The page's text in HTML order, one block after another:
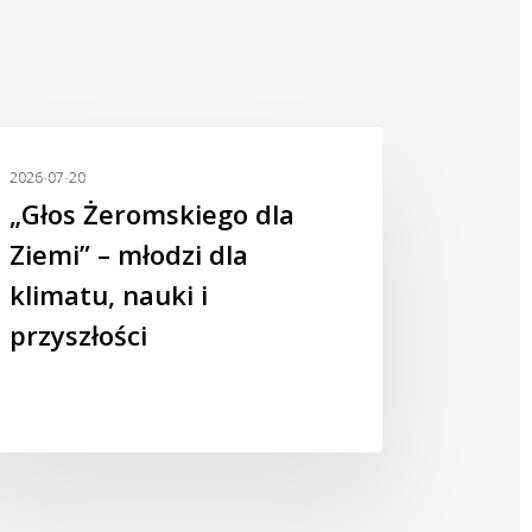
2026-07-20
„Głos Żeromskiego dla
Ziemi” – młodzi dla
klimatu, nauki i
przyszłości